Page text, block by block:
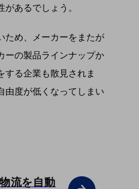
あるでしょう。
ため、メーカーをまたが
ーの製品ラインナップか
する企業も散見されま
由度が低くなってしまい
流を自動